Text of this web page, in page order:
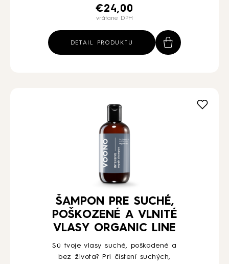
€24,00
vrátane DPH
DETAIL PRODUKTU
ŠAMPON PRE SUCHÉ,
POŠKOZENÉ A VLNITÉ
VLASY ORGANIC LINE
Sú tvoje vlasy suché, poškodené a
bez života? Pri čistení suchých,